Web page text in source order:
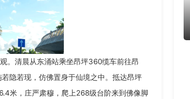
。清晨从东涌站乘坐昂坪360缆车前往昂
隐若现，仿佛置身于仙境之中。抵达昂坪
米，庄严肃穆，爬上268级台阶来到佛像脚